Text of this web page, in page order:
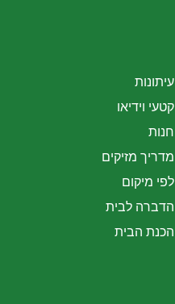
עיתונות
קטעי וידיאו
חנות
מדריך מזיקים
לפי מיקום
הדברה לבית
הכנת הבית